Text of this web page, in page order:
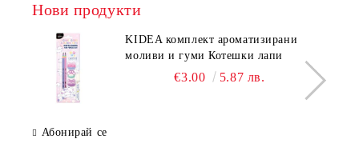
Нови продукти
KIDEA комплект ароматизирани
моливи и гуми Котешки лапи
€3.00 5.87 лв.
Абонирай се